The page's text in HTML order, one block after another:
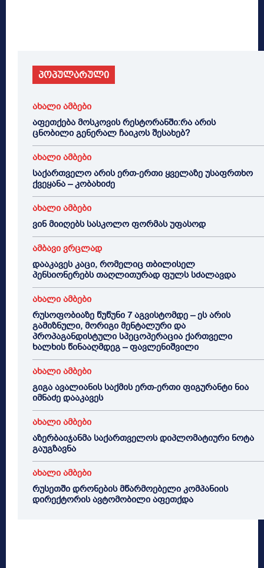
პოპულარული
ახალი ამბები
აფეთქება მოსკოვის რესტორანში:რა არის
ცნობილი გენერალ ჩაიკოს შესახებ?
ახალი ამბები
საქართველო არის ერთ-ერთი ყველაზე უსაფრთხო
ქვეყანა – კობახიძე
ახალი ამბები
ვინ მიიღებს სასკოლო ფორმას უფასოდ
ამბავი ვრცლად
დააკავეს კაცი, რომელიც თბილისელ
პენსიონერებს თაღლითურად ფულს სძალავდა
ახალი ამბები
რუსოფობიაზე წუწუნი 7 აგვისტომდე – ეს არის
გამიზნული, მორიგი მენტალური და
პროპაგანდისტული სპეცოპერაცია ქართველი
ხალხის წინააღმდეგ – ფავლენიშვილი
ახალი ამბები
გიგა ავალიანის საქმის ერთ-ერთი ფიგურანტი ნია
იმნაძე დააკავეს
ახალი ამბები
აზერბაიჯანმა საქართველოს დიპლომატიური ნოტა
გაუგზავნა
ახალი ამბები
რუსეთში დრონების მწარმოებელი კომპანიის
დირექტორის ავტომობილი აფეთქდა